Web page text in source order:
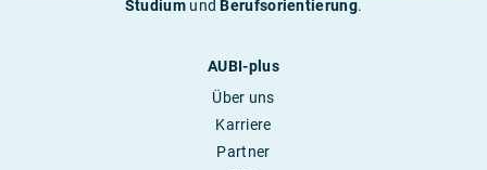
StudiumundBerufsorientierung.
AUBI-plus
Über uns
Karriere
Partner